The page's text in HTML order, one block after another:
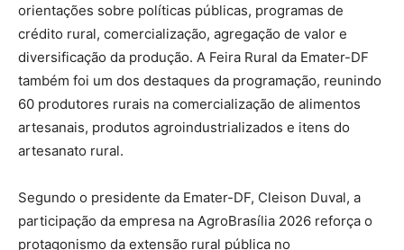
orientações sobre políticas públicas, programas de
crédito rural, comercialização, agregação de valor e
diversificação da produção. A Feira Rural da Emater-DF
também foi um dos destaques da programação, reunindo
60 produtores rurais na comercialização de alimentos
artesanais, produtos agroindustrializados e itens do
artesanato rural.
Segundo o presidente da Emater-DF, Cleison Duval, a
participação da empresa na AgroBrasília 2026 reforça o
protagonismo da extensão rural pública no